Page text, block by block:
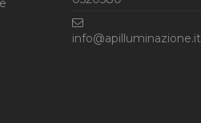
info@apilluminazione.it